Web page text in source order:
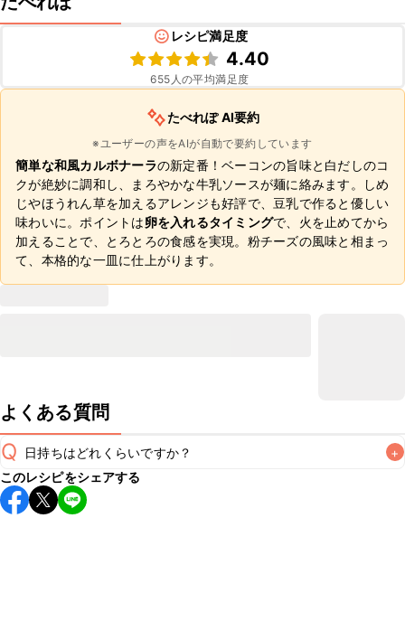
レシピ満足度
4.40
655 人の平均満足度
たべれぽ AI要約
※ユーザーの声をAIが自動で要約しています
簡単な和風カルボナーラの新定番！ベーコンの旨味と白だしのコ
クが絶妙に調和し、まろやかな牛乳ソースが麺に絡みます。しめ
じやほうれん草を加えるアレンジも好評で、豆乳で作ると優しい
味わいに。ポイントは卵を入れるタイミングで、火を止めてから
加えることで、とろとろの食感を実現。粉チーズの風味と相まっ
て、本格的な一皿に仕上がります。
よくある質問
Q 日持ちはどれくらいですか？ +
こちらのレシピは出来たてをお召し上がりいただくことをお
すすめします。
このレシピをシェアする